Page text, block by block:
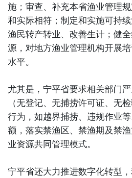
施；审查、补充本省渔业管理
和实际相符；制定和实施可持
渔民转产转业、改善生计；健
源，对地方渔业管理机构开展
水平。
尤其是，宁平省要求相关部门
（无登记、无捕捞许可证、无
行为，如越界捕捞、违规作业
额，落实禁渔区、禁渔期及禁
业资源共同管理模式。
宁平省还大力推进数字化转型